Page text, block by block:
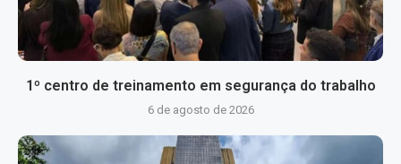
1º centro de treinamento em segurança do trabalho
6 de agosto de 2026